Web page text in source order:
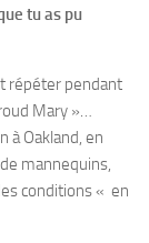
tu as pu
répéter pendant
Mary »…
à Oakland, en
mannequins,
conditions « en